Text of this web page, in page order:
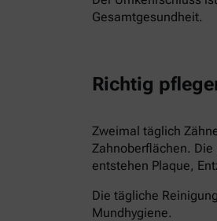
Gesamtgesundheit.
Richtig
Zweimal täglich
Zahnoberflächen.
entstehen Plaque,
Die tägliche
Mundhygiene.